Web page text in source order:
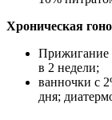
Хроническая
Прижигание
в 2 недели;
ванночки с
дня;